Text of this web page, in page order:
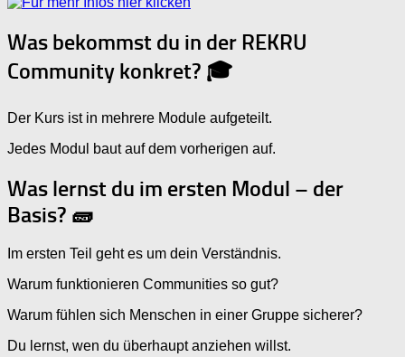
Was bekommst du in der REKRU
Community konkret? 🎓
Der Kurs ist in mehrere Module aufgeteilt.
Jedes Modul baut auf dem vorherigen auf.
Was lernst du im ersten Modul – der
Basis? 🧱
Im ersten Teil geht es um dein Verständnis.
Warum funktionieren Communities so gut?
Warum fühlen sich Menschen in einer Gruppe sicherer?
Du lernst, wen du überhaupt anziehen willst.